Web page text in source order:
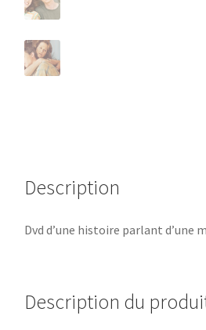
Description
Dvd d’une histoire parlant
Description du